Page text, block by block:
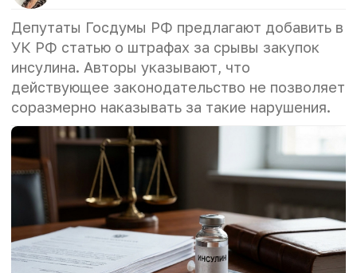
Депутаты Госдумы РФ предлагают добавить в
УК РФ статью о штрафах за срывы закупок
инсулина. Авторы указывают, что
действующее законодательство не позволяет
соразмерно наказывать за такие нарушения.